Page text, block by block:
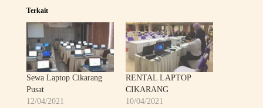
Terkait
Sewa Laptop Cikarang
Pusat
12/04/2021
RENTAL LAPTOP
CIKARANG
10/04/2021